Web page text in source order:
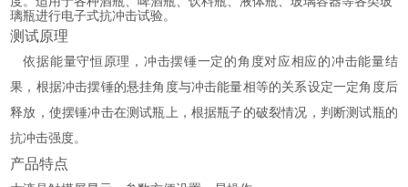
璃瓶进行电子式抗冲击试验。
测试原理
依据能量守恒原理，冲击摆锤一定的角度对应相应的冲击能量结
果，根据冲击摆锤的悬挂角度与冲击能量相等的关系设定一定角度后
释放，使摆锤冲击在测试瓶上，根据瓶子的破裂情况，判断测试瓶的
抗冲击强度。
产品特点